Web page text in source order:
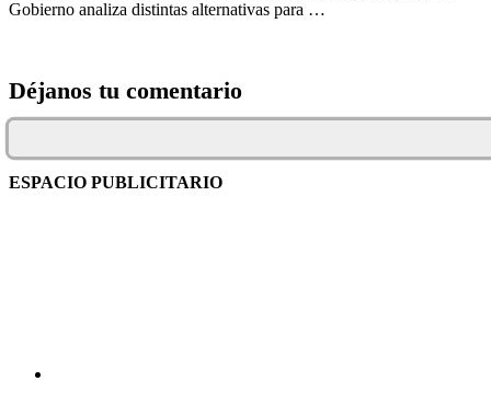
Gobierno analiza distintas alternativas para …
Déjanos tu comentario
ESPACIO PUBLICITARIO